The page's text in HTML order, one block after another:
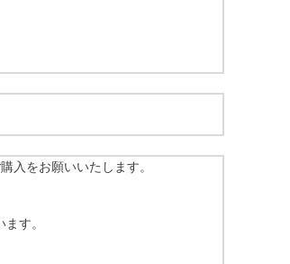
入をお願いいたします。
す。